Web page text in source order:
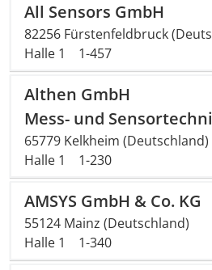
All Sensors GmbH
82256 Fürstenfeldbruck
Halle 1
1-457
Althen GmbH
Mess- und
65779 Kelkheim (Deutschland)
Halle 1
1-230
AMSYS GmbH & Co. KG
55124 Mainz (Deutschland)
Halle 1
1-340